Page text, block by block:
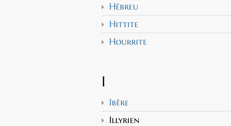
Hébreu
Hittite
Hourrite
I
Ibère
Illyrien